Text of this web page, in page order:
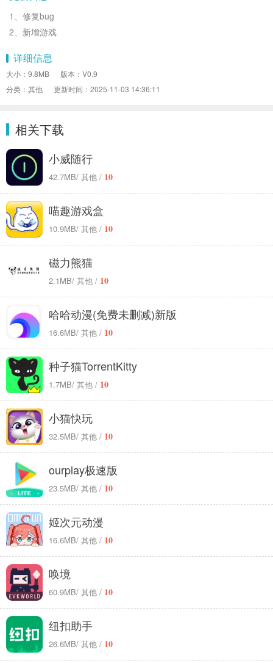
1、修复bug
2、新增游戏
详细信息
大小：9.8MB
版本：V0.9
分类：其他
更新时间：2025-11-03 14:36:11
相关下载
小威随行
42.7MB/ 其他 / 10
喵趣游戏盒
10.9MB/ 其他 / 10
磁力熊猫
2.1MB/ 其他 / 10
哈哈动漫(免费未删减)新版
16.6MB/ 其他 / 10
种子猫TorrentKitty
1.7MB/ 其他 / 10
小猫快玩
32.5MB/ 其他 / 10
ourplay极速版
23.5MB/ 其他 / 10
姬次元动漫
16.6MB/ 其他 / 10
唤境
60.9MB/ 其他 / 10
纽扣助手
26.6MB/ 其他 / 10